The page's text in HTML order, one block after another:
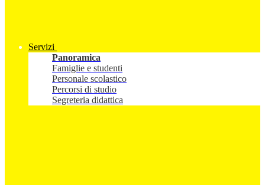
Servizi
Panoramica
Famiglie e studenti
Personale scolastico
Percorsi di studio
Segreteria didattica